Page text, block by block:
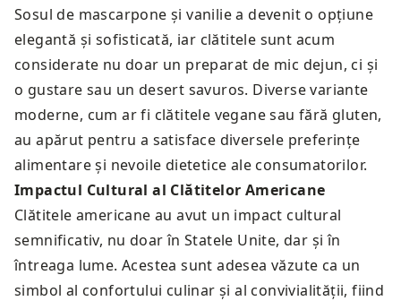
Sosul de mascarpone și vanilie a devenit o opțiune
elegantă și sofisticată, iar clătitele sunt acum
considerate nu doar un preparat de mic dejun, ci și
o gustare sau un desert savuros. Diverse variante
moderne, cum ar fi clătitele vegane sau fără gluten,
au apărut pentru a satisface diversele preferințe
alimentare și nevoile dietetice ale consumatorilor.
Impactul Cultural al Clătitelor Americane
Clătitele americane au avut un impact cultural
semnificativ, nu doar în Statele Unite, dar și în
întreaga lume. Acestea sunt adesea văzute ca un
simbol al confortului culinar și al convivialității, fiind